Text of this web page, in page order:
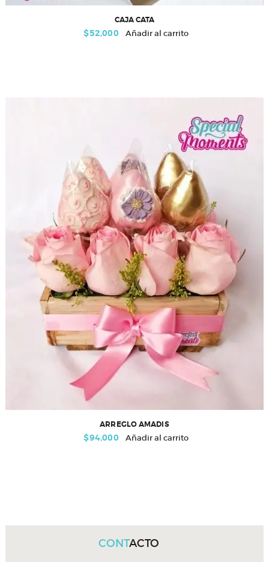
CAJA CATA
$52,000 Añadir al carrito
ARREGLO AMADIS
$94,000 Añadir al carrito
CONTACTO